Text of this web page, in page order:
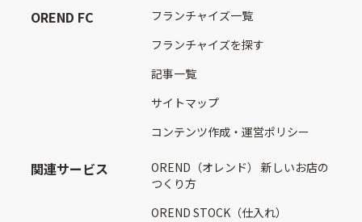
OREND FC
フランチャイズ一覧
フランチャイズを探す
記事一覧
サイトマップ
コンテンツ作成・運営ポリシー
関連サービス
OREND（オレンド） 新しいお店の
つくり方
OREND STOCK（仕入れ）